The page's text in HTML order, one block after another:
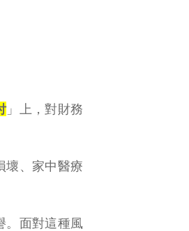
」上，對財務
壞、家中醫療
。面對這種風